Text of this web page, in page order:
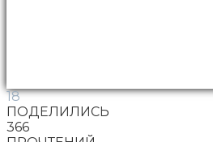
18
ПОДЕЛИЛИСЬ
366